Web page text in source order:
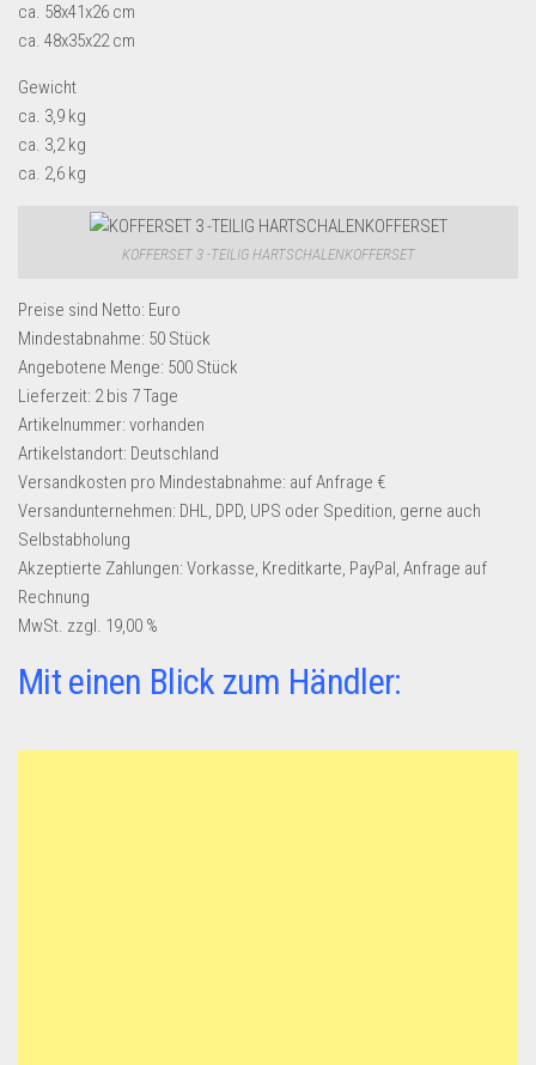
Kostenlos Registrieren
Newsletter
ca. 58x41x26 cm
ca. 48x35x22 cm
Gewicht
ca. 3,9 kg
ca. 3,2 kg
ca. 2,6 kg
KOFFERSET 3 -TEILIG HARTSCHALENKOFFERSET
Preise sind Netto: Euro
Mindestabnahme: 50 Stück
Angebotene Menge: 500 Stück
Lieferzeit: 2 bis 7 Tage
Artikelnummer: vorhanden
Artikelstandort: Deutschland
Versandkosten pro Mindestabnahme: auf Anfrage €
Versandunternehmen: DHL, DPD, UPS oder Spedition, gerne auch
Selbstabholung
Akzeptierte Zahlungen: Vorkasse, Kreditkarte, PayPal, Anfrage auf
Rechnung
MwSt. zzgl. 19,00 %
Mit einen Blick zum Händler: